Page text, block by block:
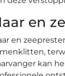
en
en
kan